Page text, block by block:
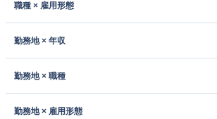
職種 × 雇用形態
勤務地 × 年収
勤務地 × 職種
勤務地 × 雇用形態